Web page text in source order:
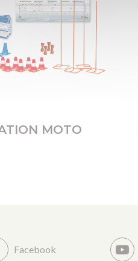
MOTO
Facebook